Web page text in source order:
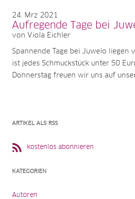
24 Mrz 2021
Aufregende Tage bei
von Viola Eichler
Spannende Tage bei Juwelo liegen
ist jedes Schmuckstück unter 50
Donnerstag freuen wir uns auf
ARTIKEL ALS RSS
kostenlos abonnieren
KATEGORIEN
Autoren